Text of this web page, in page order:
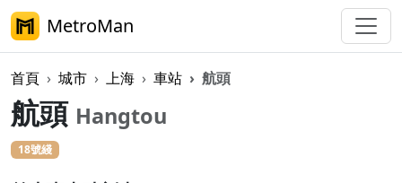
MetroMan
首頁 城市 上海 車站 航頭
航頭 Hangtou
18號綫